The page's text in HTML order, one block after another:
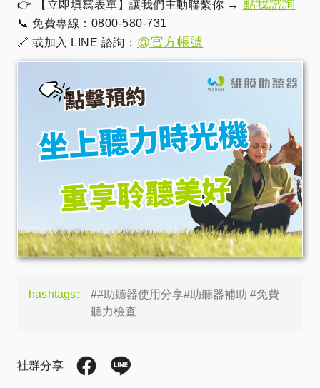
👉 【立即填寫表單】讓我們主動聯繫你 → 點我諮詢
📞 免費專線：0800-580-731
🔗 或加入 LINE 諮詢： @官方帳號
hashtags:
##助聽器使用分享#助聽器補助 #免費
聽力檢查
社群分享